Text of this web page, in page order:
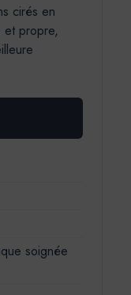
cirés en
et propre,
soignée